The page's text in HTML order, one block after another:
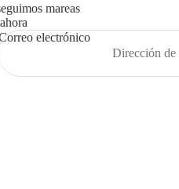
mareas
electrónico